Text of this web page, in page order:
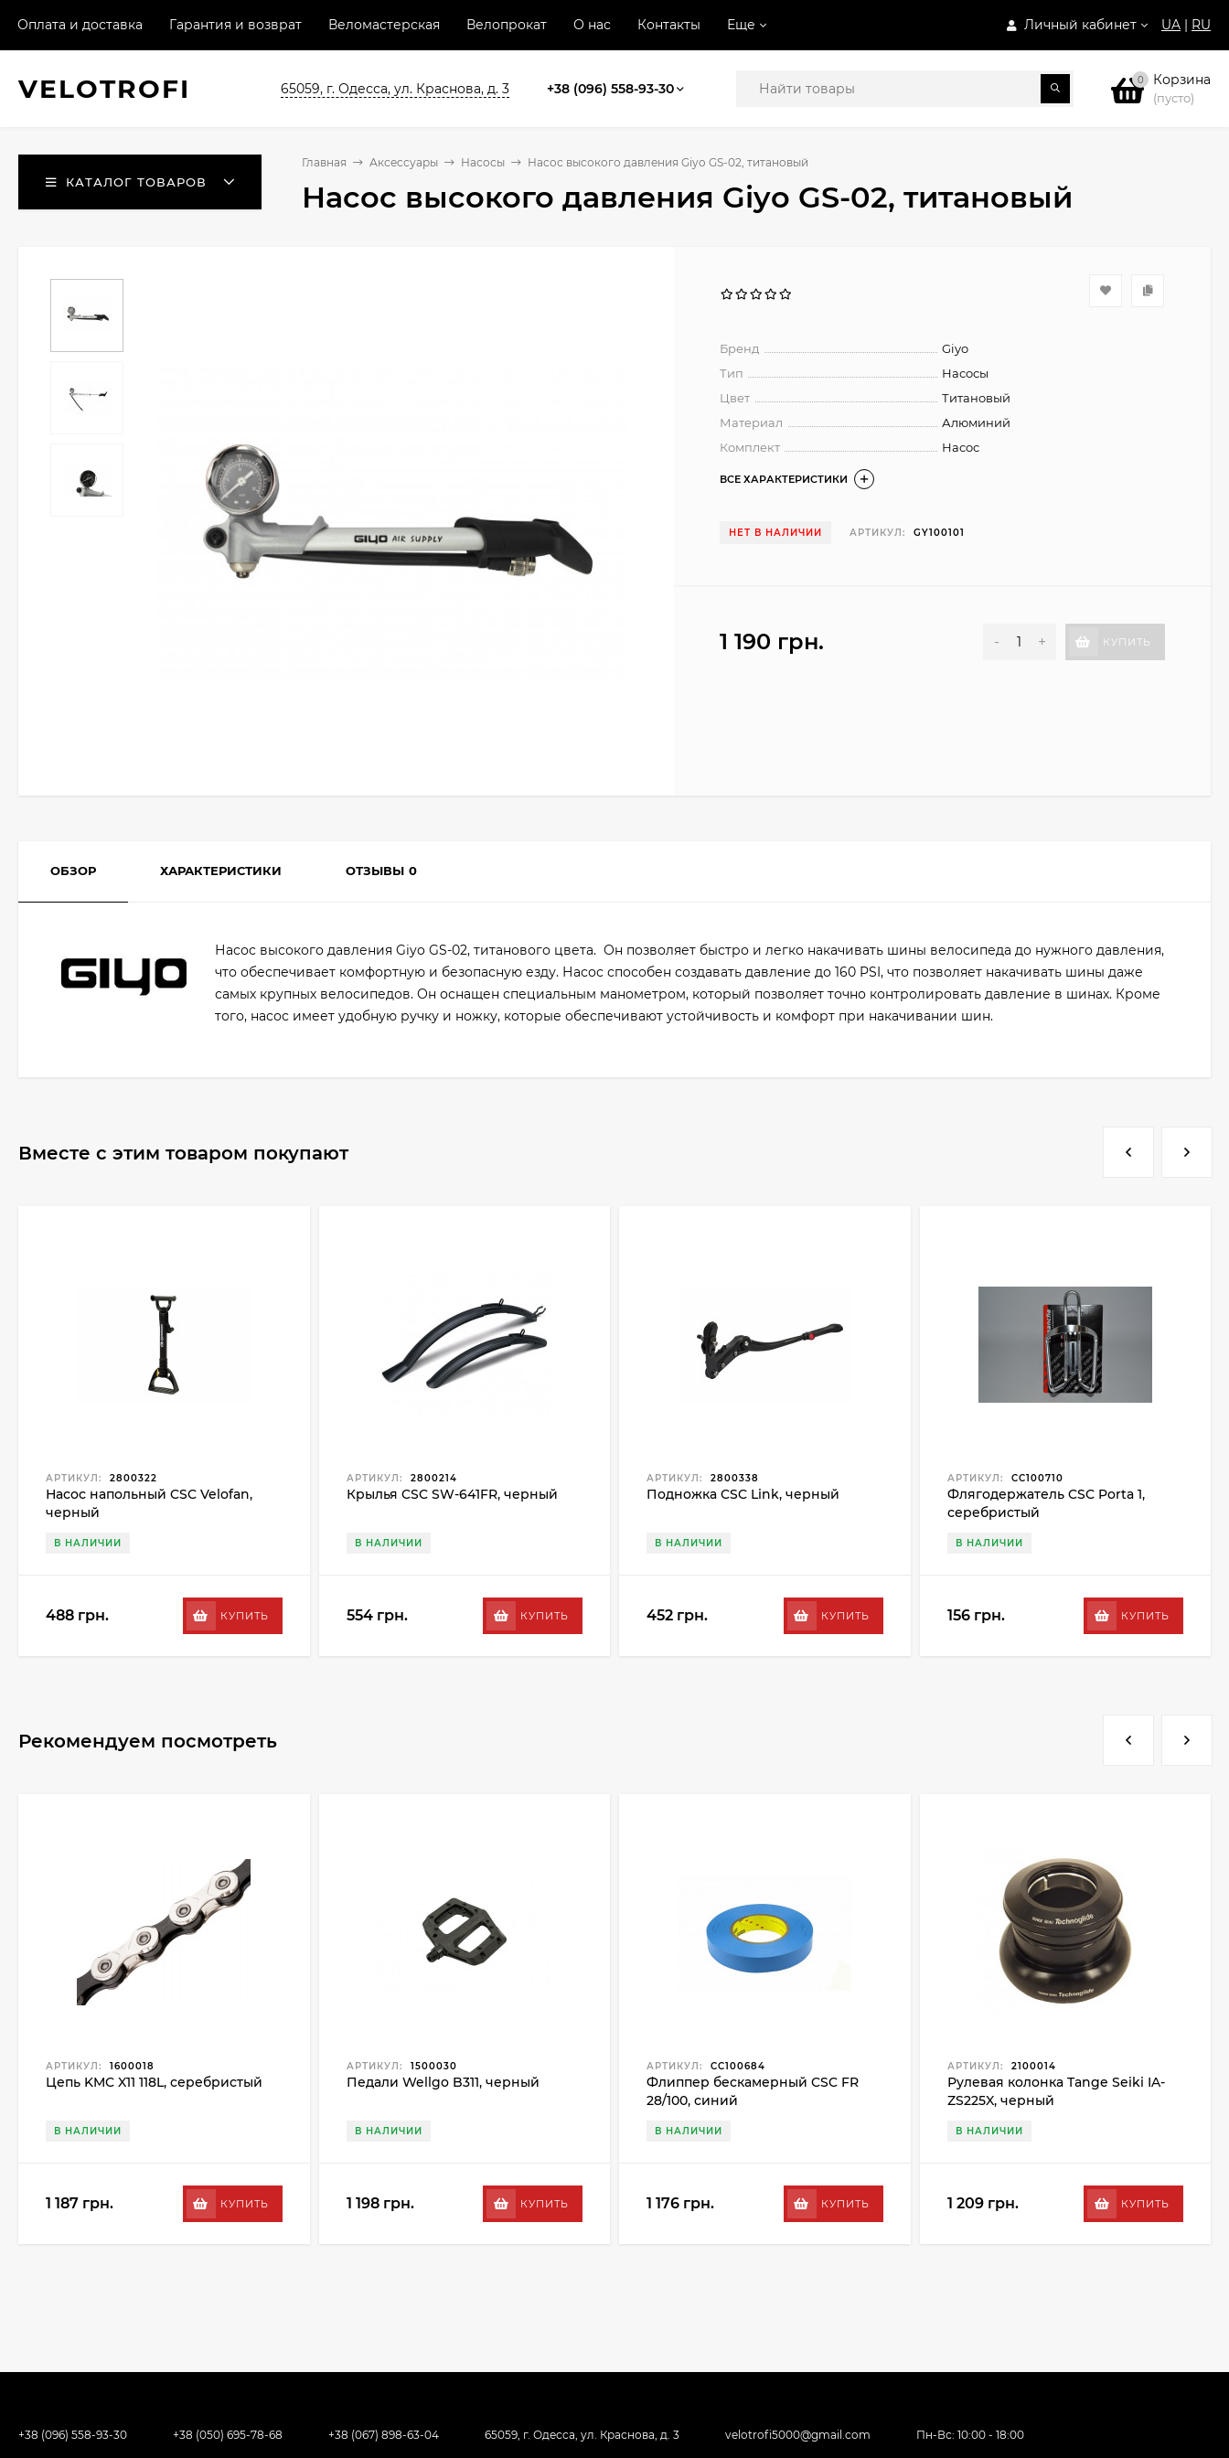
Личный кабинет UA | RU
Оплата и доставка Гарантия и возврат Веломастерская Велопрокат О нас Контакты Еще
VELOTROFI 65059, г. Одесса, ул. Краснова, д. 3 +38 (096) 558-93-30 0 Корзина
(пусто)
КАТАЛОГ ТОВАРОВ
Главная Аксессуары Насосы Насос высокого давления Giyo GS-02, титановый
Насос высокого давления Giyo GS-02, титановый
Бренд
Giyo
Тип
Насосы
Цвет
Титановый
Материал
Алюминий
Комплект
Насос
ВСЕ ХАРАКТЕРИСТИКИ
НЕТ В НАЛИЧИИ АРТИКУЛ: GY100101
1 190 грн. - + КУПИТЬ
ОБЗОР ХАРАКТЕРИСТИКИ ОТЗЫВЫ 0
Насос высокого давления Giyo GS-02, титанового цвета. Он позволяет быстро и легко накачивать шины велосипеда до нужного давления,
что обеспечивает комфортную и безопасную езду. Насос способен создавать давление до 160 PSI, что позволяет накачивать шины даже
самых крупных велосипедов. Он оснащен специальным манометром, который позволяет точно контролировать давление в шинах. Кроме
того, насос имеет удобную ручку и ножку, которые обеспечивают устойчивость и комфорт при накачивании шин.
Вместе с этим товаром покупают
АРТИКУЛ: 2800322
Насос напольный CSC Velofan,
черный
В НАЛИЧИИ
488 грн. КУПИТЬ
АРТИКУЛ: 2800214
Крылья CSC SW-641FR, черный
В НАЛИЧИИ
554 грн. КУПИТЬ
АРТИКУЛ: 2800338
Подножка CSC Link, черный
В НАЛИЧИИ
452 грн. КУПИТЬ
АРТИКУЛ: CC100710
Флягодержатель CSC Porta 1,
серебристый
В НАЛИЧИИ
156 грн. КУПИТЬ
Рекомендуем посмотреть
АРТИКУЛ: 1600018
Цепь KMC X11 118L, серебристый
В НАЛИЧИИ
1 187 грн. КУПИТЬ
АРТИКУЛ: 1500030
Педали Wellgo B311, черный
В НАЛИЧИИ
1 198 грн. КУПИТЬ
АРТИКУЛ: CC100684
Флиппер бескамерный CSC FR
28/100, синий
В НАЛИЧИИ
1 176 грн. КУПИТЬ
АРТИКУЛ: 2100014
Рулевая колонка Tange Seiki IA-
ZS225X, черный
В НАЛИЧИИ
1 209 грн. КУПИТЬ
+38 (096) 558-93-30 +38 (050) 695-78-68 +38 (067) 898-63-04 65059, г. Одесса, ул. Краснова, д. 3 velotrofi5000@gmail.com Пн-Вс: 10:00 - 18:00